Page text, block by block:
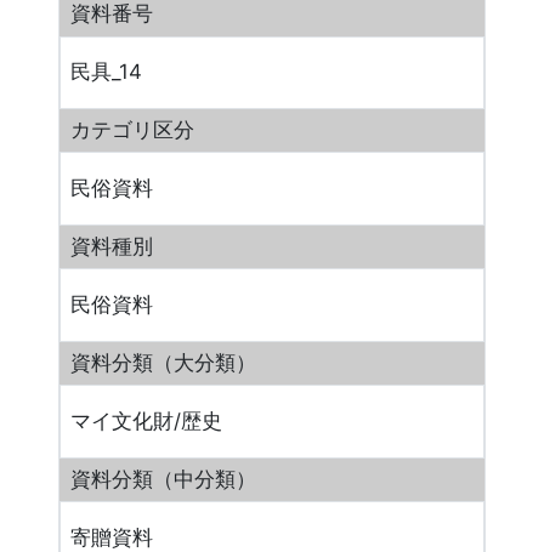
資料番号
民具_14
カテゴリ区分
民俗資料
資料種別
民俗資料
資料分類（大分類）
マイ文化財/歴史
資料分類（中分類）
寄贈資料